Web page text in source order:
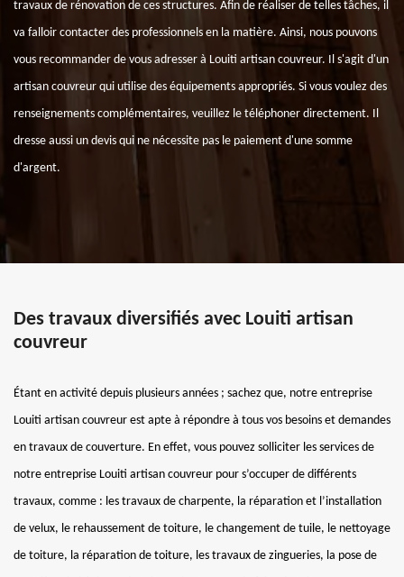
travaux de rénovation de ces structures. Afin de réaliser de telles tâches, il
va falloir contacter des professionnels en la matière. Ainsi, nous pouvons
vous recommander de vous adresser à Louiti artisan couvreur. Il s'agit d'un
artisan couvreur qui utilise des équipements appropriés. Si vous voulez des
renseignements complémentaires, veuillez le téléphoner directement. Il
dresse aussi un devis qui ne nécessite pas le paiement d'une somme
d'argent.
Des travaux diversifiés avec Louiti artisan
couvreur
Étant en activité depuis plusieurs années ; sachez que, notre entreprise
Louiti artisan couvreur est apte à répondre à tous vos besoins et demandes
en travaux de couverture. En effet, vous pouvez solliciter les services de
notre entreprise Louiti artisan couvreur pour s’occuper de différents
travaux, comme : les travaux de charpente, la réparation et l’installation
de velux, le rehaussement de toiture, le changement de tuile, le nettoyage
de toiture, la réparation de toiture, les travaux de zingueries, la pose de